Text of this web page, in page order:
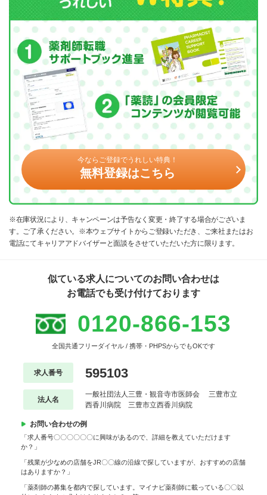
今ならご登録でうれしい特典！
無料登録はこちら
※在庫状況により、キャンペーンは予告なく変更・終了する場合がございま
す。ご了承ください。※本ウェブサイトからご登録いただき、ご来社またはお
電話にてキャリアアドバイザーと面談をさせていただいた方に限ります。
似ている求人についてのお問い合わせは
お電話でも受け付けております
0120-866-153
全国共通フリーダイヤル / 携帯・PHPSからでもOKです
求人番号 595103
法人名
一般社団法人三豊・観音寺市医師会 三豊市立
西香川病院 三豊市立西香川病院
お問い合わせの例
「求人番号〇〇〇〇〇〇に興味があるので、詳細を教えていただけます
か？」
「残業が少なめの店舗をJR〇〇線の沿線で探していますが、おすすめの店舗
はありますか？」
「薬剤師の募集を都内で探しています。マイナビ薬剤師に載っている〇〇以